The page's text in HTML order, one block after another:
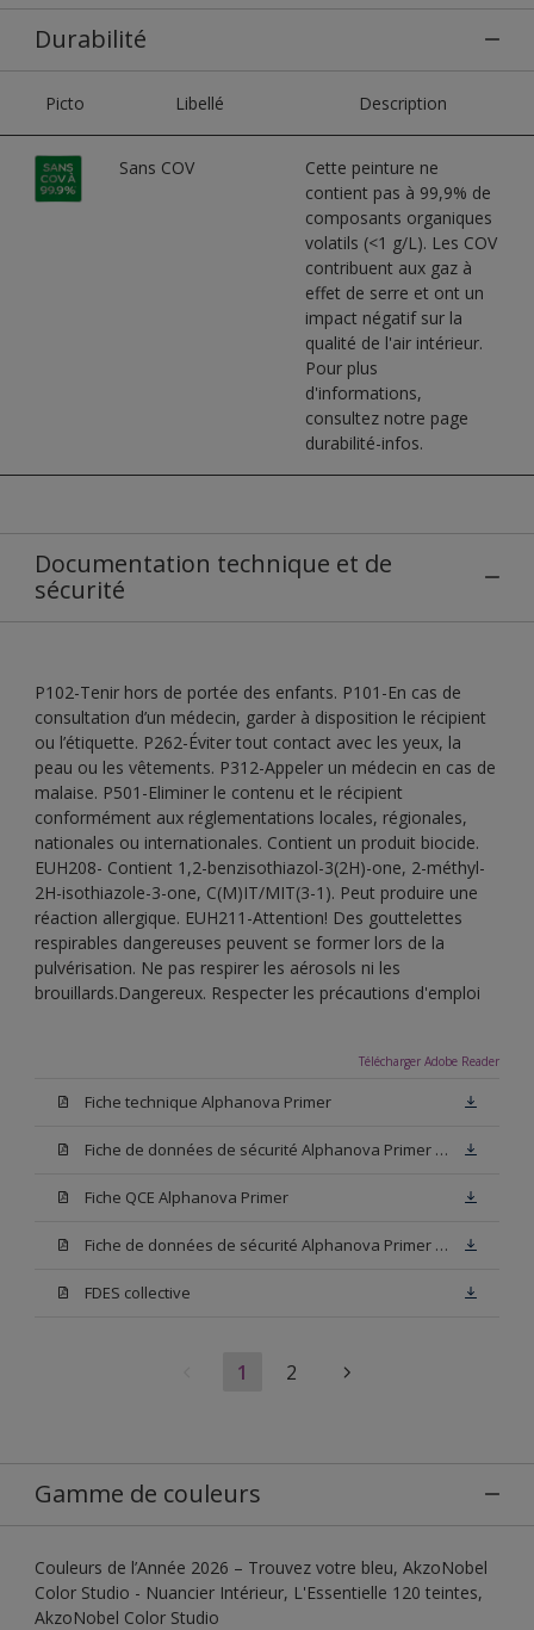
Durabilité
Picto Libellé Description
Sans COV
Cette peinture ne
contient pas à 99,9% de
composants organiques
volatils (<1 g/L). Les COV
contribuent aux gaz à
effet de serre et ont un
impact négatif sur la
qualité de l'air intérieur.
Pour plus
d'informations,
consultez notre page
durabilité-infos.
Documentation technique et de
sécurité
P102-Tenir hors de portée des enfants. P101-En cas de
consultation d’un médecin, garder à disposition le récipient
ou l’étiquette. P262-Éviter tout contact avec les yeux, la
peau ou les vêtements. P312-Appeler un médecin en cas de
malaise. P501-Eliminer le contenu et le récipient
conformément aux réglementations locales, régionales,
nationales ou internationales. Contient un produit biocide.
EUH208- Contient 1,2-benzisothiazol-3(2H)-one, 2-méthyl-
2H-isothiazole-3-one, C(M)IT/MIT(3-1). Peut produire une
réaction allergique. EUH211-Attention! Des gouttelettes
respirables dangereuses peuvent se former lors de la
pulvérisation. Ne pas respirer les aérosols ni les
brouillards.Dangereux. Respecter les précautions d'emploi
Télécharger Adobe Reader
Fiche technique Alphanova Primer
Fiche de données de sécurité Alphanova Primer Base W05
Fiche QCE Alphanova Primer
Fiche de données de sécurité Alphanova Primer Blanc
FDES collective
1 2
Gamme de couleurs
Couleurs de l’Année 2026 – Trouvez votre bleu, AkzoNobel
Color Studio - Nuancier Intérieur, L'Essentielle 120 teintes,
AkzoNobel Color Studio